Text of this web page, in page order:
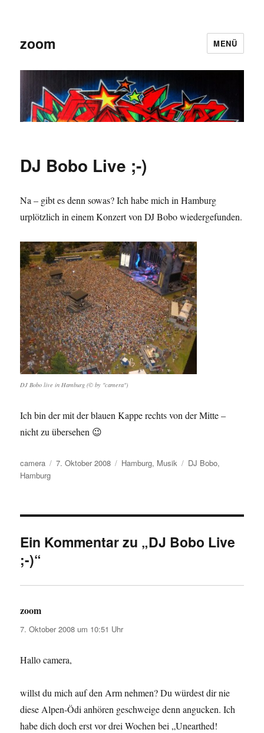
zoom MENÜ
DJ Bobo Live ;-)
Na – gibt es denn sowas? Ich habe mich in Hamburg
urplötzlich in einem Konzert von DJ Bobo wiedergefunden.
DJ Bobo live in Hamburg (© by "camera")
Ich bin der mit der blauen Kappe rechts von der Mitte –
nicht zu übersehen 😉
Autor
camera
Veröffentlicht
7. Oktober 2008 Kategorien
Hamburg, Musik Schlagwörter
DJ Bobo,
Hamburg
Ein Kommentar zu „DJ Bobo Live
;-)“
zoom
7. Oktober 2008 um 10:51 Uhr
Hallo camera,
willst du mich auf den Arm nehmen? Du würdest dir nie
diese Alpen-Ödi anhören geschweige denn angucken. Ich
habe dich doch erst vor drei Wochen bei „Unearthed!